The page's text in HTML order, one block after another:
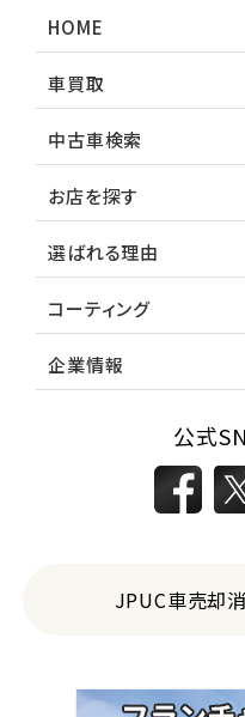
HOME
車買取
中古車検索
お店を探す
選ばれる理由
コーティング
企業情報
公式
JPUC車売却